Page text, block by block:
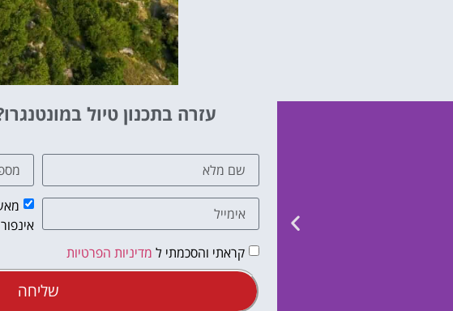
עזרה בתכנון טיול
קראתי והסכמתי ל מדיניות הפרטיות
שליחה